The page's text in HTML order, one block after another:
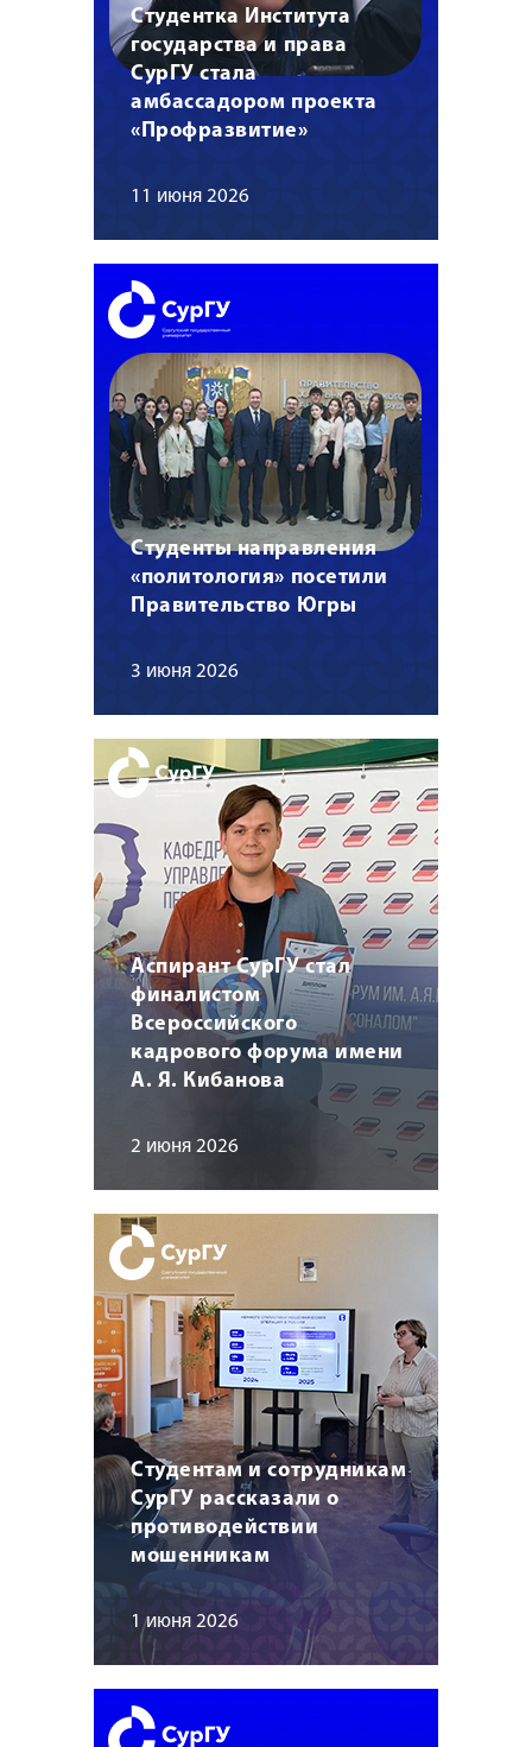
Студентка Института
государства и права
СурГУ стала
амбассадором проекта
«Профразвитие»
11 июня 2026
Студенты направления
«политология» посетили
Правительство Югры
3 июня 2026
Аспирант СурГУ стал
финалистом
Всероссийского
кадрового форума имени
А. Я. Кибанова
2 июня 2026
Студентам и сотрудникам
СурГУ рассказали о
противодействии
мошенникам
1 июня 2026